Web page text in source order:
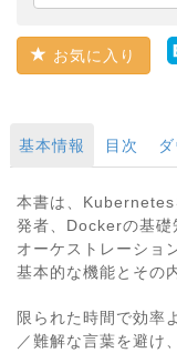
お気に入り
基本情報 目次
本書は、Kubernetes
発者、Dockerの基礎
オーケストレーシ
基本的な機能とその
限られた時間で効率
／難解な言葉を避け